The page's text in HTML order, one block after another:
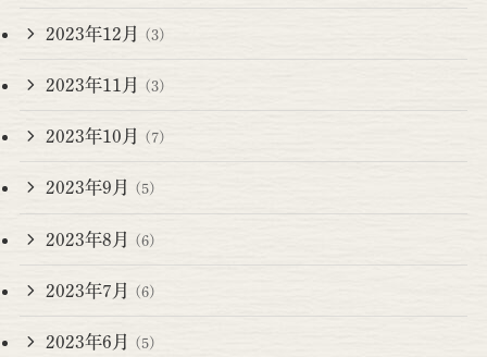
2023年12月 (3)
2023年11月 (3)
2023年10月 (7)
2023年9月 (5)
2023年8月 (6)
2023年7月 (6)
2023年6月 (5)